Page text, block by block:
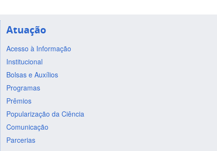
Atuação
Acesso à Informação
Institucional
Bolsas e Auxílios
Programas
Prêmios
Popularização da Ciência
Comunicação
Parcerias